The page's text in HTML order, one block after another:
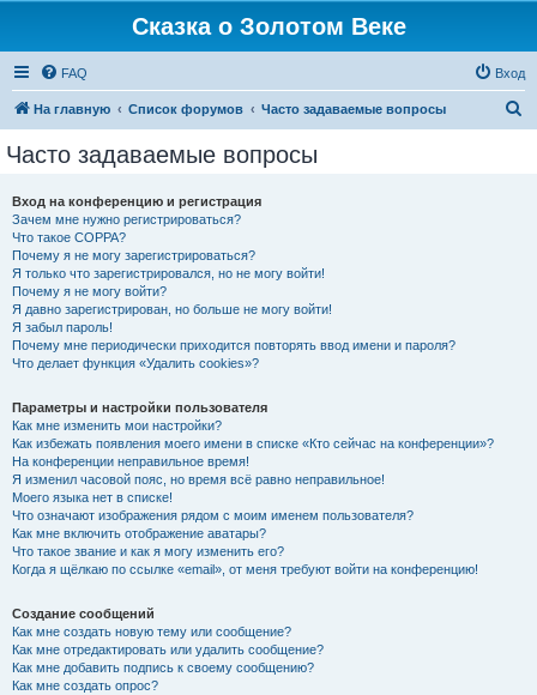
Сказка о Золотом Веке
FAQ Вход
На главную Список форумов Часто задаваемые вопросы
Часто задаваемые вопросы
Вход на конференцию и регистрация
Зачем мне нужно регистрироваться?
Что такое COPPA?
Почему я не могу зарегистрироваться?
Я только что зарегистрировался, но не могу войти!
Почему я не могу войти?
Я давно зарегистрирован, но больше не могу войти!
Я забыл пароль!
Почему мне периодически приходится повторять ввод имени и пароля?
Что делает функция «Удалить cookies»?
Параметры и настройки пользователя
Как мне изменить мои настройки?
Как избежать появления моего имени в списке «Кто сейчас на конференции»?
На конференции неправильное время!
Я изменил часовой пояс, но время всё равно неправильное!
Моего языка нет в списке!
Что означают изображения рядом с моим именем пользователя?
Как мне включить отображение аватары?
Что такое звание и как я могу изменить его?
Когда я щёлкаю по ссылке «email», от меня требуют войти на конференцию!
Создание сообщений
Как мне создать новую тему или сообщение?
Как мне отредактировать или удалить сообщение?
Как мне добавить подпись к своему сообщению?
Как мне создать опрос?